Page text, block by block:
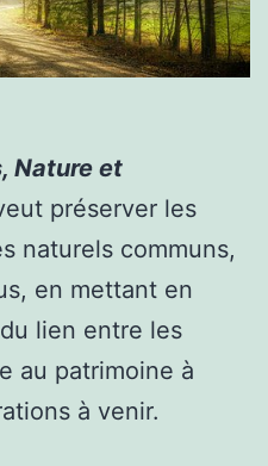
Nature et
préserver les
naturels communs,
en mettant en
lien entre les
au patrimoine à
à venir.